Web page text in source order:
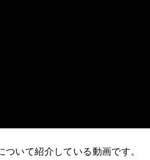
いて紹介している動画です。